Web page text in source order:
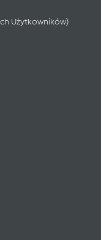
Użytkowników)